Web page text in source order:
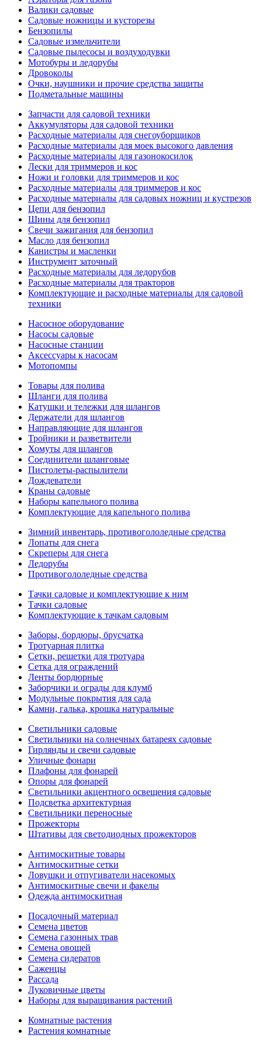
Валики садовые
Садовые ножницы и кусторезы
Бензопилы
Садовые измельчители
Садовые пылесосы и воздуходувки
Мотобуры и ледорубы
Дровоколы
Очки, наушники и прочие средства защиты
Подметальные машины
Запчасти для садовой техники
Аккумуляторы для садовой техники
Расходные материалы для снегоуборщиков
Расходные материалы для моек высокого давления
Расходные материалы для газонокосилок
Лески для триммеров и кос
Ножи и головки для триммеров и кос
Расходные материалы для триммеров и кос
Расходные материалы для садовых ножниц и кустрезов
Цепи для бензопил
Шины для бензопил
Свечи зажигания для бензопил
Масло для бензопил
Канистры и масленки
Инструмент заточный
Расходные материалы для ледорубов
Расходные материалы для тракторов
Комплектующие и расходные материалы для садовой
техники
Насосное оборудование
Насосы садовые
Насосные станции
Аксессуары к насосам
Мотопомпы
Товары для полива
Шланги для полива
Катушки и тележки для шлангов
Держатели для шлангов
Направляющие для шлангов
Тройники и разветвители
Хомуты для шлангов
Соединители шланговые
Пистолеты-распылители
Дождеватели
Краны садовые
Наборы капельного полива
Комплектующие для капельного полива
Зимний инвентарь, противогололедные средства
Лопаты для снега
Скреперы для снега
Ледорубы
Противогололедные средства
Тачки садовые и комплектующие к ним
Тачки садовые
Комплектующие к тачкам садовым
Заборы, бордюры, брусчатка
Тротуарная плитка
Сетки, решетки для тротуара
Сетка для ограждений
Ленты бордюрные
Заборчики и ограды для клумб
Модульные покрытия для сада
Камни, галька, крошка натуральные
Светильники садовые
Светильники на солнечных батареях садовые
Гирлянды и свечи садовые
Уличные фонари
Плафоны для фонарей
Опоры для фонарей
Светильники акцентного освещения садовые
Подсветка архитектурная
Светильники переносные
Прожекторы
Штативы для светодиодных прожекторов
Антимоскитные товары
Антимоскитные сетки
Ловушки и отпугиватели насекомых
Антимоскитные свечи и факелы
Одежда антимоскитная
Посадочный материал
Семена цветов
Семена газонных трав
Семена овощей
Семена сидератов
Саженцы
Рассада
Луковичные цветы
Наборы для выращивания растений
Комнатные растения
Растения комнатные